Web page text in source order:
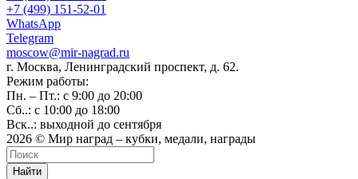
+7 (499) 151-52-01
WhatsApp
Telegram
moscow@mir-nagrad.ru
г. Москва, Ленинградский проспект, д. 62.
Режим работы:
Пн. – Пт.: с 9:00 до 20:00
Сб..: с 10:00 до 18:00
Вск..: выходной до сентября
2026 © Мир наград – кубки, медали, награды
Найти